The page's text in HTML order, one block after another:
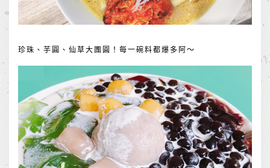
珍珠、芋圓、仙草大團圓！每一碗料都爆多阿～